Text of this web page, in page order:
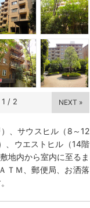
1 / 2 NEXT »
、サウスヒル（8～12
、ウエストヒル（14階
地内から室内に至るま
ＴＭ、郵便局、お洒落